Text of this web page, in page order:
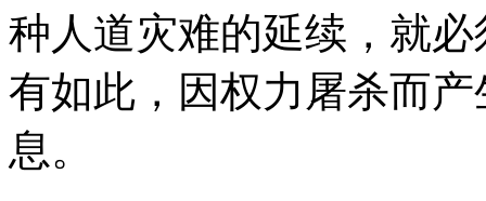
种人道灾难的延续，就
有如此，因权力屠杀而
息。